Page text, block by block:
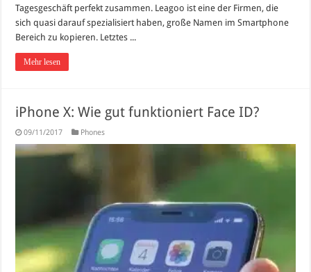
Tagesgeschäft perfekt zusammen. Leagoo ist eine der Firmen, die
sich quasi darauf spezialisiert haben, große Namen im Smartphone
Bereich zu kopieren. Letztes ...
Mehr lesen
iPhone X: Wie gut funktioniert Face ID?
09/11/2017 Phones